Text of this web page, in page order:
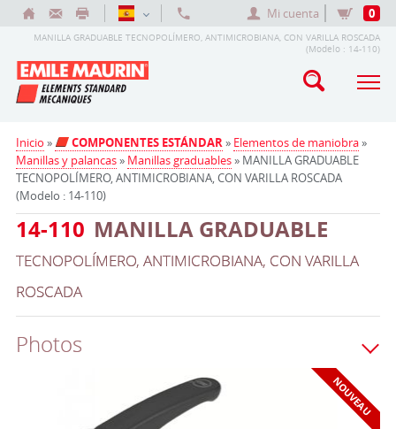
Mi cuenta 0
MANILLA GRADUABLE TECNOPOLÍMERO, ANTIMICROBIANA, CON VARILLA ROSCADA
(Modelo : 14-110)
Inicio » COMPONENTES ESTÁNDAR» Elementos de maniobra»
Manillas y palancas» Manillas graduables» MANILLA GRADUABLE
TECNOPOLÍMERO, ANTIMICROBIANA, CON VARILLA ROSCADA
(Modelo : 14-110)
14-110 MANILLA GRADUABLE
TECNOPOLÍMERO, ANTIMICROBIANA, CON VARILLA
ROSCADA
Photos
NOUVEAU